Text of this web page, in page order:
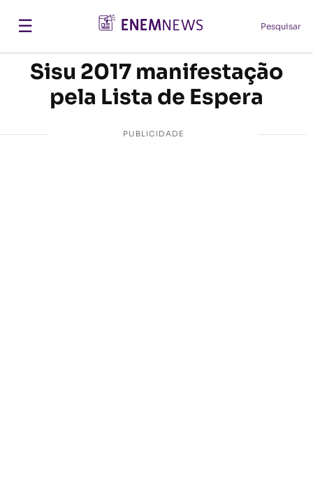
☰ Pesquisar
Sisu 2017 manifestação
pela Lista de Espera